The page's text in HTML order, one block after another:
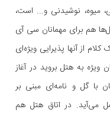
میوه، نوشیدنی و... است،
هم برای مهمانان سی آی
از آنها پذیرایی ویژه‌ای
ویژه به هتل بروید در آغاز
با گل و نامه‌ای مبنی بر
می‌آید. در اتاق هتل هم